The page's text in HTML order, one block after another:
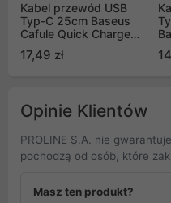
Kabel przewód USB
Typ-C 25cm Baseus
Cafule Quick Charge
szybkiego ładowania -
17,49 zł
Opinie Klientów
PROLINE S.A. nie
pochodzą od osób, które
Masz ten produkt?